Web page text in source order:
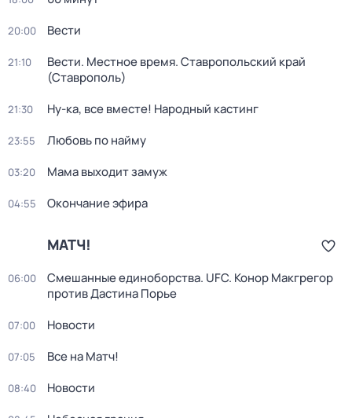
20:00 Вести
21:10
Вести. Местное время. Ставропольский край
(Ставрополь)
21:30 Ну-ка, все вместе! Народный кастинг
23:55 Любовь по найму
03:20 Мама выходит замуж
04:55 Окончание эфира
МАТЧ!
06:00
Смешанные единоборства. UFC. Конор Макгрегор
против Дастина Порье
07:00 Новости
07:05 Все на Матч!
08:40 Новости